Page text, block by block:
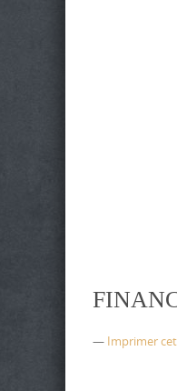
— Imprimer